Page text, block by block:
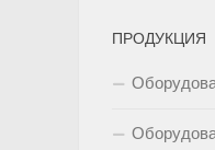
ПРОДУКЦИЯ